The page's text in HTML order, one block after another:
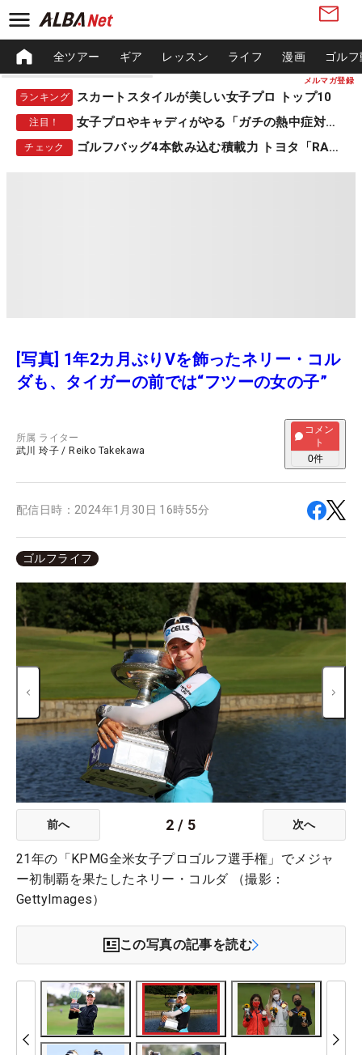
メルマガ登録
全ツアー ギア レッスン ライフ 漫画 ゴル
ランキング スカートスタイルが美しい女子プロ トップ10
注目！ 女子プロやキャディがやる「ガチの熱中症対策」
チェック ゴルフバッグ4本飲み込む積載力 トヨタ「RAV4」
[写真] 1年2カ月ぶりVを飾ったネリー・コル
ダも、タイガーの前では“フツーの女の子”
所属 ライター
武川 玲子 / Reiko Takekawa
コメン
ト
0件
配信日時： 2024年1月30日 16時55分
ゴルフライフ
前へ 2 / 5 次へ
21年の「KPMG全米女子プロゴルフ選手権」でメジャ
ー初制覇を果たしたネリー・コルダ （撮影：
GettyImages）
この写真の記事を読む